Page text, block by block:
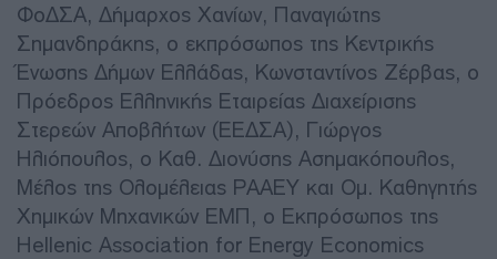
ΦοΔΣΑ, Δήμαρχος Χανίων, Παναγιώτης
Σημανδηράκης, ο εκπρόσωπος της Κεντρικής
Ένωσης Δήμων Ελλάδας, Κωνσταντίνος Ζέρβας, ο
Πρόεδρος Ελληνικής Εταιρείας Διαχείρισης
Στερεών Αποβλήτων (ΕΕΔΣΑ), Γιώργος
Ηλιόπουλος, ο Καθ. Διονύσης Ασημακόπουλος,
Μέλος της Ολομέλειας ΡΑΑΕΥ και Ομ. Καθηγητής
Χημικών Μηχανικών ΕΜΠ, ο Εκπρόσωπος της
Hellenic Association for Energy Economics